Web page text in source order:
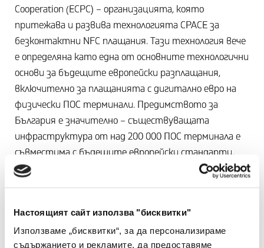
Настоящият сайт използва "бисквитки"
Използваме „бисквитки“, за да персонализираме
съдържанието и рекламите, да предоставяме
Cooperation (ECPC) – организацията, която
притежава и развива технологията CPACE за
безконтактни NFC плащания. Тази технология вече
е определяна като една от основните технологични
основи за бъдещите европейски разплащания,
включително за плащанията с дигитално евро на
физически ПОС терминали. Предимството за
България е значително – съществуващата
инфраструктура от над 200 000 ПОС терминала е
съвместима с бъдещите европейски стандарти,
което поставя страната в изключително добра
домакин на среща между представители на ECPC,
ECPA - Европейската асоциация на картовите схеми